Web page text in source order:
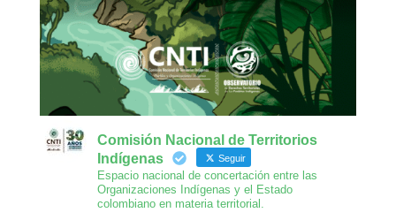
Comisión Nacional de Territorios
Indígenas
Seguir
Espacio nacional de concertación entre las
Organizaciones Indígenas y el Estado
colombiano en materia territorial.